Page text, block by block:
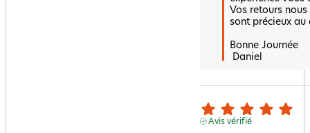
Vos retours
sont précieux
Bonne Journée
Daniel
Avis vérifié